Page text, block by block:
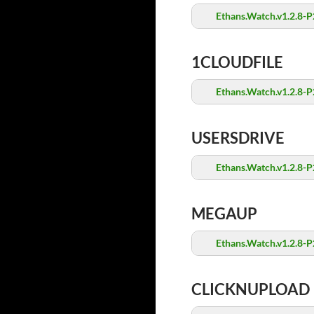
Ethans.Watch.v1.2.8-
1CLOUDFILE
Ethans.Watch.v1.2.8-
USERSDRIVE
Ethans.Watch.v1.2.8-
MEGAUP
Ethans.Watch.v1.2.8-
CLICKNUPLOAD